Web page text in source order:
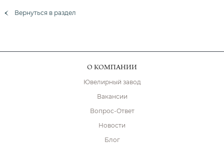
Вернуться в раздел
О КОМПАНИИ
Ювелирный завод
Вакансии
Вопрос-Ответ
Новости
Блог